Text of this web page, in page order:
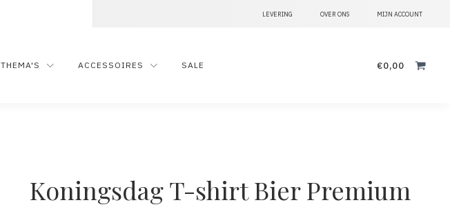
LEVERING OVER ONS MIJN ACCOUNT
THEMA'S ACCESSOIRES SALE
naar:
€0,00
Koningsdag T-shirt Bier Premium